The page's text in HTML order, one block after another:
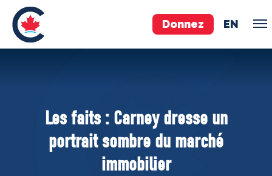
Donnez EN
Pierre Poilievre
Vos députés conservateurs
Cabinet fantôme
Exécutif national
Les faits : Carney dresse un
portrait sombre du marché
immobilier